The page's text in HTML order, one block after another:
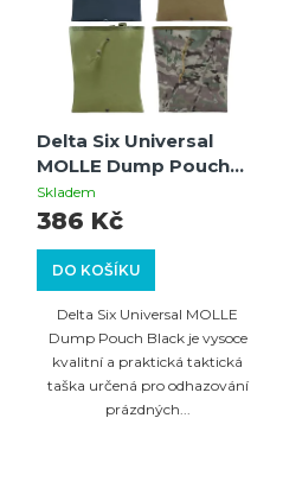
Delta Six Universal
MOLLE Dump Pouch
Black – Taktická
odhazovací taška pro
Skladem
DO KOŠÍKU
386 Kč
Delta Six Universal MOLLE
Dump Pouch Black je vysoce
kvalitní a praktická taktická
taška určená pro odhazování
prázdných...